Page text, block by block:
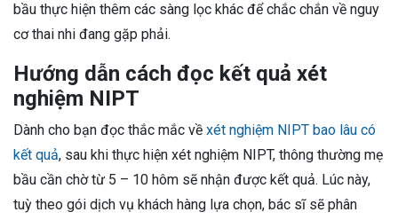
bầu thực hiện thêm các sàng lọc khác để chắc chắn về nguy
cơ thai nhi đang gặp phải.
Hướng dẫn cách đọc kết quả xét
nghiệm NIPT
Dành cho bạn đọc thắc mắc về xét nghiệm NIPT bao lâu có
kết quả, sau khi thực hiện xét nghiệm NIPT, thông thường mẹ
bầu cần chờ từ 5 – 10 hôm sẽ nhận được kết quả. Lúc này,
tuỳ theo gói dịch vụ khách hàng lựa chọn, bác sĩ sẽ phân